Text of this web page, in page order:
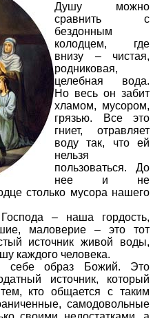
Душу можно
сравнить с
бездонным
колодцем, где
внизу – чистая,
родниковая,
целебная вода.
Но весь он забит
хламом, мусором,
грязью. Все это
гниет, отравляет
воду так, что ей
нельзя
пользоваться. До
нее и не
столько мусора нашего
– наша гордость,
маловерие – это тот
источник живой воды,
каждого человека.
себе образ Божий. Это
источник, который
кто общается с таким
самодовольные